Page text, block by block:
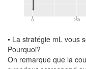
• La stratégie mL vous
Pourquoi?
On remarque que la